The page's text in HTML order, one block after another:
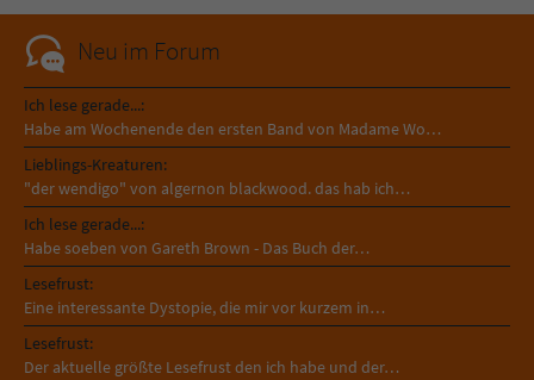
Neu im Forum
Ich lese gerade...:
Habe am Wochenende den ersten Band von Madame Wo…
Lieblings-Kreaturen:
"der wendigo" von algernon blackwood. das hab ich…
Ich lese gerade...:
Habe soeben von Gareth Brown - Das Buch der…
Lesefrust:
Eine interessante Dystopie, die mir vor kurzem in…
Lesefrust:
Der aktuelle größte Lesefrust den ich habe und der…